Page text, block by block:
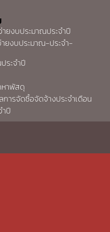
ายงบประมาณประจำปี
ยงบประมาณ-ประจำ-
ระจำปี
าพัสดุ
ารจัดซื้อจัดจ้างประจำเดือน
ปี